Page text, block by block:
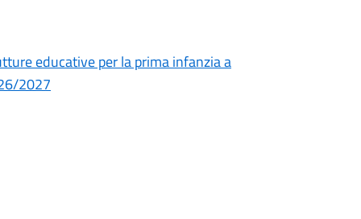
educative per la prima infanzia a
2027